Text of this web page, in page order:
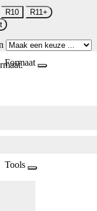
R10
R11+
Formaat
Tools